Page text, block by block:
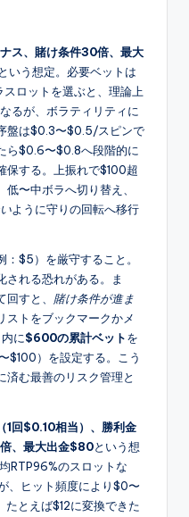
ス、賭け条件30倍、最大
という想定。必要ベットは
ロットを選ぶと、理論上
るが、ボラティリティに
盤は$0.3〜$0.5/スピンで
ら$0.6〜$0.8へ段階的に
保する。上振れで$100超
〜中ボラへ切り替え、
ように守りの回転へ移行
：$5）を厳守すること。
される恐れがある。ま
すと、 賭け条件が進ま
ストをブックマークかメ
に$600の累計ベットを
$100）を設定する。こう
済む最善のリスク管理と
1回$0.10相当）、勝利金
、最大出金$80という想
RTP96%のスロットな
、ヒット頻度により$0〜
とえば$12に変換できた